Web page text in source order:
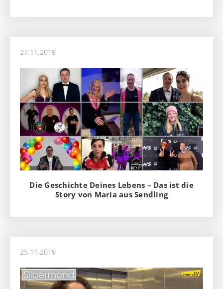
27.11.2019
Die Geschichte Deines Lebens – Das ist die
Story von Maria aus Sendling
25.11.2019